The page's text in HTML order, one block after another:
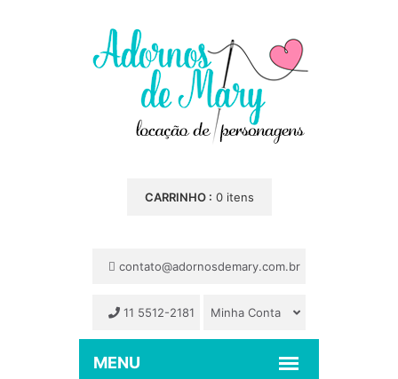
CARRINHO : 0 itens
contato@adornosdemary.com.br
11 5512-2181 Minha Conta